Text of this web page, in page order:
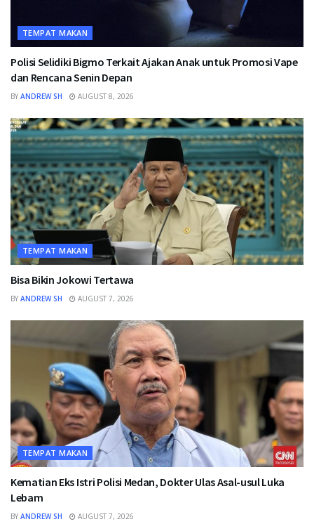
TEMPAT MAKAN
Polisi Selidiki Bigmo Terkait Ajakan Anak untuk Promosi Vape
dan Rencana Senin Depan
BY ANDREW SH AUGUST 8, 2026
TEMPAT MAKAN
Bisa Bikin Jokowi Tertawa
BY ANDREW SH AUGUST 7, 2026
TEMPAT MAKAN
Kematian Eks Istri Polisi Medan, Dokter Ulas Asal-usul Luka
Lebam
BY ANDREW SH AUGUST 7, 2026